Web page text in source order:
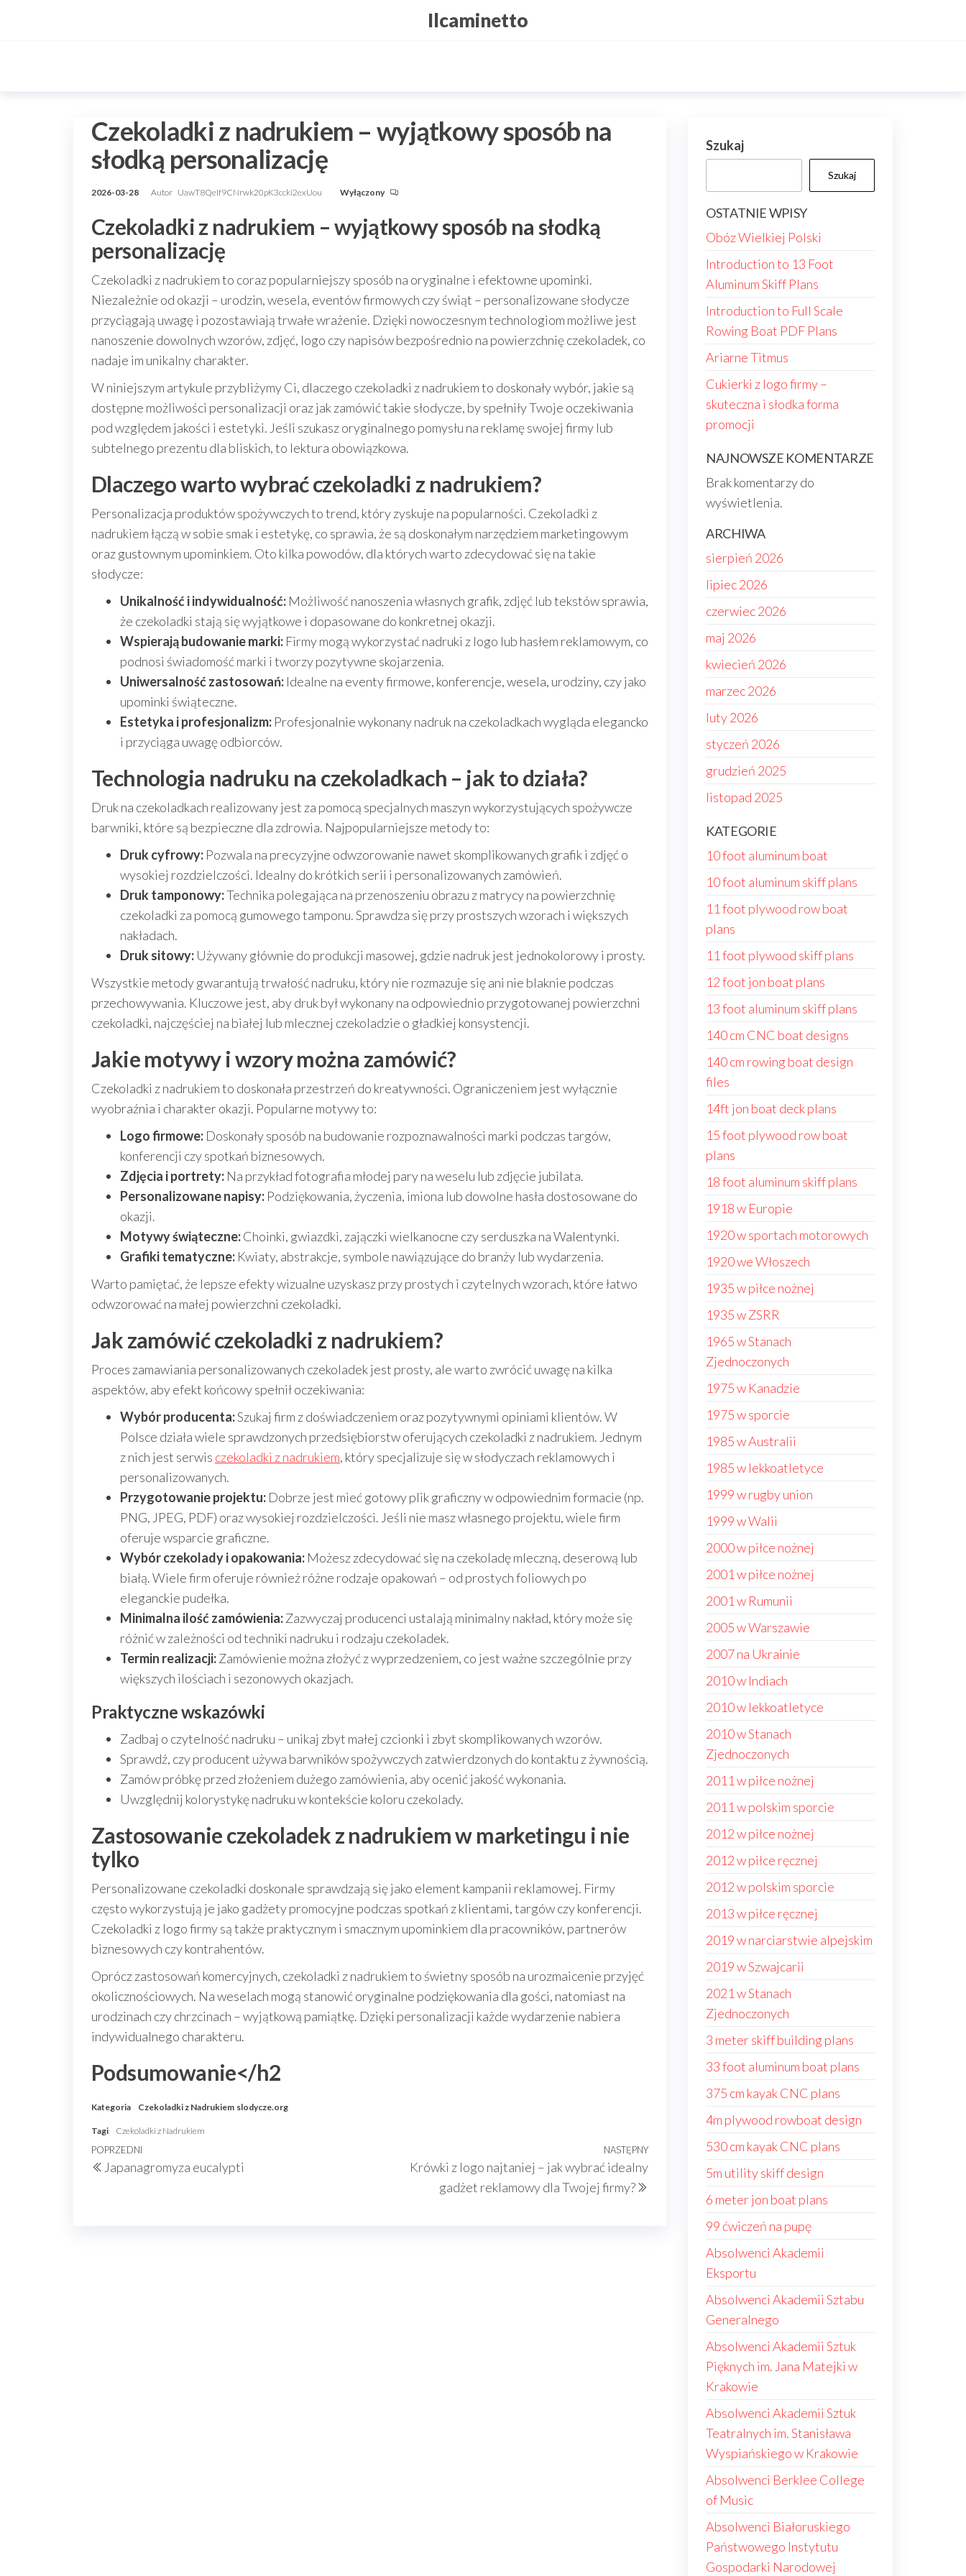
Ilcaminetto
Czekoladki z nadrukiem – wyjątkowy sposób na
słodką personalizację
2026-03-28 Autor UawT8QeIf9CNrwk20pK3ccki2exUou Wyłączony
Czekoladki z nadrukiem – wyjątkowy sposób na słodką
personalizację
Czekoladki z nadrukiem to coraz popularniejszy sposób na oryginalne i efektowne upominki.
Niezależnie od okazji – urodzin, wesela, eventów firmowych czy świąt – personalizowane słodycze
przyciągają uwagę i pozostawiają trwałe wrażenie. Dzięki nowoczesnym technologiom możliwe jest
nanoszenie dowolnych wzorów, zdjęć, logo czy napisów bezpośrednio na powierzchnię czekoladek, co
nadaje im unikalny charakter.
W niniejszym artykule przybliżymy Ci, dlaczego czekoladki z nadrukiem to doskonały wybór, jakie są
dostępne możliwości personalizacji oraz jak zamówić takie słodycze, by spełniły Twoje oczekiwania
pod względem jakości i estetyki. Jeśli szukasz oryginalnego pomysłu na reklamę swojej firmy lub
subtelnego prezentu dla bliskich, to lektura obowiązkowa.
Dlaczego warto wybrać czekoladki z nadrukiem?
Personalizacja produktów spożywczych to trend, który zyskuje na popularności. Czekoladki z
nadrukiem łączą w sobie smak i estetykę, co sprawia, że są doskonałym narzędziem marketingowym
oraz gustownym upominkiem. Oto kilka powodów, dla których warto zdecydować się na takie
słodycze:
Unikalność i indywidualność: Możliwość nanoszenia własnych grafik, zdjęć lub tekstów sprawia,
że czekoladki stają się wyjątkowe i dopasowane do konkretnej okazji.
Wspierają budowanie marki: Firmy mogą wykorzystać nadruki z logo lub hasłem reklamowym, co
podnosi świadomość marki i tworzy pozytywne skojarzenia.
Uniwersalność zastosowań: Idealne na eventy firmowe, konferencje, wesela, urodziny, czy jako
upominki świąteczne.
Estetyka i profesjonalizm: Profesjonalnie wykonany nadruk na czekoladkach wygląda elegancko
i przyciąga uwagę odbiorców.
Technologia nadruku na czekoladkach – jak to działa?
Druk na czekoladkach realizowany jest za pomocą specjalnych maszyn wykorzystujących spożywcze
barwniki, które są bezpieczne dla zdrowia. Najpopularniejsze metody to:
Druk cyfrowy: Pozwala na precyzyjne odwzorowanie nawet skomplikowanych grafik i zdjęć o
wysokiej rozdzielczości. Idealny do krótkich serii i personalizowanych zamówień.
Druk tamponowy:Technika polegająca na przenoszeniu obrazu z matrycy na powierzchnię
czekoladki za pomocą gumowego tamponu. Sprawdza się przy prostszych wzorach i większych
nakładach.
Druk sitowy: Używany głównie do produkcji masowej, gdzie nadruk jest jednokolorowy i prosty.
Wszystkie metody gwarantują trwałość nadruku, który nie rozmazuje się ani nie blaknie podczas
przechowywania. Kluczowe jest, aby druk był wykonany na odpowiednio przygotowanej powierzchni
czekoladki, najczęściej na białej lub mlecznej czekoladzie o gładkiej konsystencji.
Jakie motywy i wzory można zamówić?
Czekoladki z nadrukiem to doskonała przestrzeń do kreatywności. Ograniczeniem jest wyłącznie
wyobraźnia i charakter okazji. Popularne motywy to:
Logo firmowe: Doskonały sposób na budowanie rozpoznawalności marki podczas targów,
konferencji czy spotkań biznesowych.
Zdjęcia i portrety: Na przykład fotografia młodej pary na weselu lub zdjęcie jubilata.
Personalizowane napisy: Podziękowania, życzenia, imiona lub dowolne hasła dostosowane do
okazji.
Motywy świąteczne:Choinki, gwiazdki, zajączki wielkanocne czy serduszka na Walentynki.
Grafiki tematyczne: Kwiaty, abstrakcje, symbole nawiązujące do branży lub wydarzenia.
Warto pamiętać, że lepsze efekty wizualne uzyskasz przy prostych i czytelnych wzorach, które łatwo
odwzorować na małej powierzchni czekoladki.
Jak zamówić czekoladki z nadrukiem?
Proces zamawiania personalizowanych czekoladek jest prosty, ale warto zwrócić uwagę na kilka
aspektów, aby efekt końcowy spełnił oczekiwania:
Wybór producenta:Szukaj firm z doświadczeniem oraz pozytywnymi opiniami klientów. W
Polsce działa wiele sprawdzonych przedsiębiorstw oferujących czekoladki z nadrukiem. Jednym
z nich jest serwis czekoladki z nadrukiem, który specjalizuje się w słodyczach reklamowych i
personalizowanych.
Przygotowanie projektu: Dobrze jest mieć gotowy plik graficzny w odpowiednim formacie (np.
PNG, JPEG, PDF) oraz wysokiej rozdzielczości. Jeśli nie masz własnego projektu, wiele firm
oferuje wsparcie graficzne.
Wybór czekolady i opakowania: Możesz zdecydować się na czekoladę mleczną, deserową lub
białą. Wiele firm oferuje również różne rodzaje opakowań – od prostych foliowych po
eleganckie pudełka.
Minimalna ilość zamówienia:Zazwyczaj producenci ustalają minimalny nakład, który może się
różnić w zależności od techniki nadruku i rodzaju czekoladek.
Termin realizacji:Zamówienie można złożyć z wyprzedzeniem, co jest ważne szczególnie przy
większych ilościach i sezonowych okazjach.
Praktyczne wskazówki
Zadbaj o czytelność nadruku – unikaj zbyt małej czcionki i zbyt skomplikowanych wzorów.
Sprawdź, czy producent używa barwników spożywczych zatwierdzonych do kontaktu z żywnością.
Zamów próbkę przed złożeniem dużego zamówienia, aby ocenić jakość wykonania.
Uwzględnij kolorystykę nadruku w kontekście koloru czekolady.
Zastosowanie czekoladek z nadrukiem w marketingu i nie
tylko
Personalizowane czekoladki doskonale sprawdzają się jako element kampanii reklamowej. Firmy
często wykorzystują je jako gadżety promocyjne podczas spotkań z klientami, targów czy konferencji.
Czekoladki z logo firmy są także praktycznym i smacznym upominkiem dla pracowników, partnerów
biznesowych czy kontrahentów.
Oprócz zastosowań komercyjnych, czekoladki z nadrukiem to świetny sposób na urozmaicenie przyjęć
okolicznościowych. Na weselach mogą stanowić oryginalne podziękowania dla gości, natomiast na
urodzinach czy chrzcinach – wyjątkową pamiątkę. Dzięki personalizacji każde wydarzenie nabiera
indywidualnego charakteru.
Podsumowanie</h2
Kategoria Czekoladki z Nadrukiem slodycze.org
Tagi Czekoladki z Nadrukiem
Nawigacja
wpisu
Poprzedni
wpis
POPRZEDNI
Japanagromyza eucalypti
Następny
NASTĘPNY
Krówki z logo najtaniej – jak wybrać idealny
gadżet reklamowy dla Twojej firmy?
Szukaj
Szukaj
OSTATNIE WPISY
Obóz Wielkiej Polski
Introduction to 13 Foot
Aluminum Skiff Plans
Introduction to Full Scale
Rowing Boat PDF Plans
Ariarne Titmus
Cukierki z logo firmy –
skuteczna i słodka forma
promocji
NAJNOWSZE KOMENTARZE
Brak komentarzy do
wyświetlenia.
ARCHIWA
sierpień 2026
lipiec 2026
czerwiec 2026
maj 2026
kwiecień 2026
marzec 2026
luty 2026
styczeń 2026
grudzień 2025
listopad 2025
KATEGORIE
10 foot aluminum boat
10 foot aluminum skiff plans
11 foot plywood row boat
plans
11 foot plywood skiff plans
12 foot jon boat plans
13 foot aluminum skiff plans
140 cm CNC boat designs
140 cm rowing boat design
files
14ft jon boat deck plans
15 foot plywood row boat
plans
18 foot aluminum skiff plans
1918 w Europie
1920 w sportach motorowych
1920 we Włoszech
1935 w piłce nożnej
1935 w ZSRR
1965 w Stanach
Zjednoczonych
1975 w Kanadzie
1975 w sporcie
1985 w Australii
1985 w lekkoatletyce
1999 w rugby union
1999 w Walii
2000 w piłce nożnej
2001 w piłce nożnej
2001 w Rumunii
2005 w Warszawie
2007 na Ukrainie
2010 w Indiach
2010 w lekkoatletyce
2010 w Stanach
Zjednoczonych
2011 w piłce nożnej
2011 w polskim sporcie
2012 w piłce nożnej
2012 w piłce ręcznej
2012 w polskim sporcie
2013 w piłce ręcznej
2019 w narciarstwie alpejskim
2019 w Szwajcarii
2021 w Stanach
Zjednoczonych
3 meter skiff building plans
33 foot aluminum boat plans
375 cm kayak CNC plans
4m plywood rowboat design
530 cm kayak CNC plans
5m utility skiff design
6 meter jon boat plans
99 ćwiczeń na pupę
Absolwenci Akademii
Eksportu
Absolwenci Akademii Sztabu
Generalnego
Absolwenci Akademii Sztuk
Pięknych im. Jana Matejki w
Krakowie
Absolwenci Akademii Sztuk
Teatralnych im. Stanisława
Wyspiańskiego w Krakowie
Absolwenci Berklee College
of Music
Absolwenci Białoruskiego
Państwowego Instytutu
Gospodarki Narodowej